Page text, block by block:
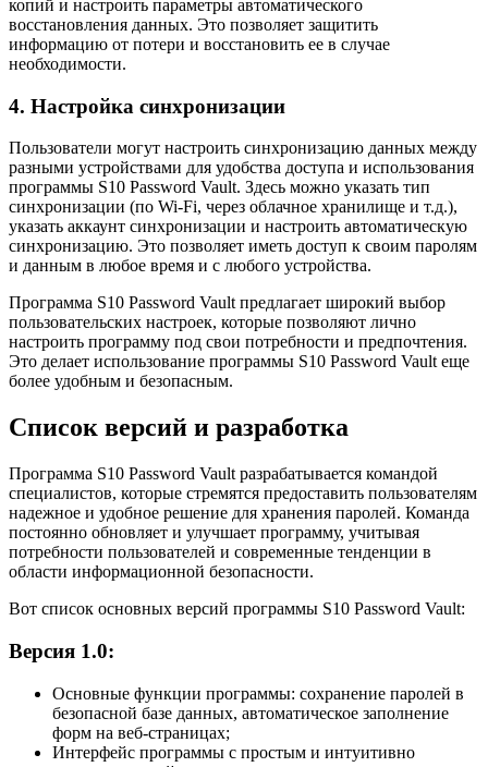
копий и настроить параметры автоматического
восстановления данных. Это позволяет защитить
информацию от потери и восстановить ее в случае
необходимости.
4. Настройка синхронизации
Пользователи могут настроить синхронизацию данных между
разными устройствами для удобства доступа и использования
программы S10 Password Vault. Здесь можно указать тип
синхронизации (по Wi-Fi, через облачное хранилище и т.д.),
указать аккаунт синхронизации и настроить автоматическую
синхронизацию. Это позволяет иметь доступ к своим паролям
и данным в любое время и с любого устройства.
Программа S10 Password Vault предлагает широкий выбор
пользовательских настроек, которые позволяют лично
настроить программу под свои потребности и предпочтения.
Это делает использование программы S10 Password Vault еще
более удобным и безопасным.
Список версий и разработка
Программа S10 Password Vault разрабатывается командой
специалистов, которые стремятся предоставить пользователям
надежное и удобное решение для хранения паролей. Команда
постоянно обновляет и улучшает программу, учитывая
потребности пользователей и современные тенденции в
области информационной безопасности.
Вот список основных версий программы S10 Password Vault:
Версия 1.0:
Основные функции программы: сохранение паролей в
безопасной базе данных, автоматическое заполнение
форм на веб-страницах;
Интерфейс программы с простым и интуитивно